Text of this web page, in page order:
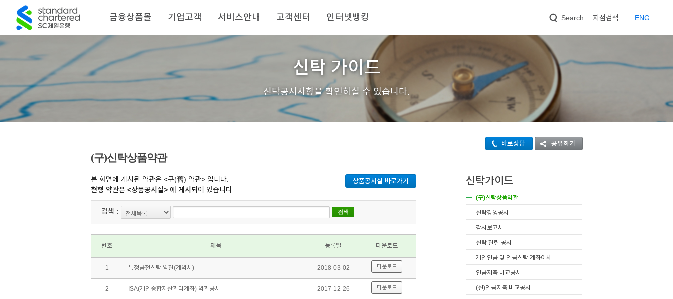
금융상품몰 기업고객 서비스안내 고객센터 인터넷뱅킹 Search 지점검색 ENG
신탁 가이드
신탁공시사항을 확인하실 수 있습니다.
바로상담 공유하기
신탁가이드
(구)신탁상품약관
신탁경영공시
감사보고서
신탁 관련 공시
개인연금 및 연금신탁 계좌이체
연금저축 비교공시
(신)연금저축 비교공시
(구)신탁상품약관
본 화면에 게시된 약관은 <구(舊) 약관> 입니다.
현행 약관은 <상품공시실> 에 게시 되어 있습니다.
상품공시실 바로가기
검색 :
번호 제목 등록일 다운로드
1 특정금전신탁 약관(계약서) 2018-03-02 다운로드
2 ISA(개인종합자산관리계좌) 약관공시 2017-12-26 다운로드